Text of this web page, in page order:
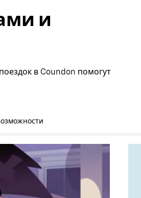
и
в Coundon помогут